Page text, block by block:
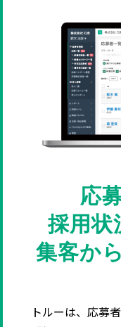
応
採用状
集客か
トルーは、応募